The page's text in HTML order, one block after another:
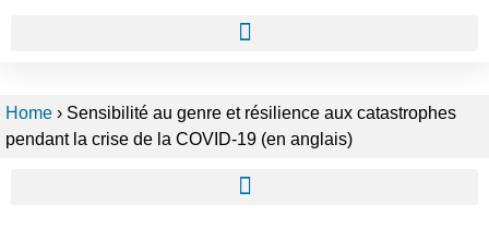
Home › Sensibilité au genre et résilience aux catastrophes
pendant la crise de la COVID-19 (en anglais)